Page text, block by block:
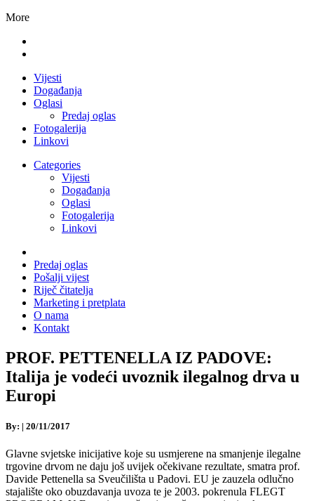
More
Vijesti
Događanja
Oglasi
Predaj oglas
Fotogalerija
Linkovi
Categories
Vijesti
Događanja
Oglasi
Fotogalerija
Linkovi
Predaj oglas
Pošalji vijest
Riječ čitatelja
Marketing i pretplata
O nama
Kontakt
PROF. PETTENELLA IZ PADOVE:
Italija je vodeći uvoznik ilegalnog drva u
Europi
By: | 20/11/2017
Glavne svjetske inicijative koje su usmjerene na smanjenje ilegalne
trgovine drvom ne daju još uvijek očekivane rezultate, smatra prof.
Davide Pettenella sa Sveučilišta u Padovi. EU je zauzela odlučno
stajalište oko obuzdavanja uvoza te je 2003. pokrenula FLEGT